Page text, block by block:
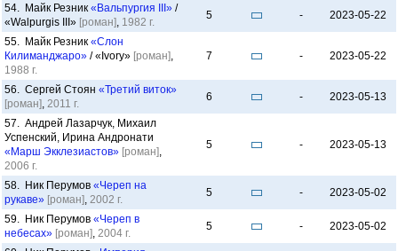
54. Майк Резник «Вальпургия III» /
«Walpurgis III» [роман], 1982 г.
5 - 2023-05-22
55. Майк Резник «Слон
Килиманджаро» / «Ivory» [роман],
1988 г.
7 - 2023-05-22
56. Сергей Стоян «Третий виток»
[роман], 2011 г.
6 - 2023-05-13
57. Андрей Лазарчук, Михаил
Успенский, Ирина Андронати
«Марш Экклезиастов» [роман],
2006 г.
5 - 2023-05-13
58. Ник Перумов «Череп на
рукаве» [роман], 2002 г.
5 - 2023-05-02
59. Ник Перумов «Череп в
небесах» [роман], 2004 г.
5 - 2023-05-02